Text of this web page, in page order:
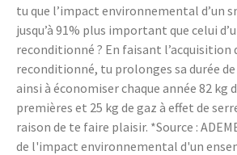
tu que l’impact environnemental d’un
jusqu’à 91% plus important que celui
reconditionné ? En faisant l’acquisition
reconditionné, tu prolonges sa durée
ainsi à économiser chaque année 82 kg
premières et 25 kg de gaz à effet de
raison de te faire plaisir. *Source :
de l'impact environnemental d'un